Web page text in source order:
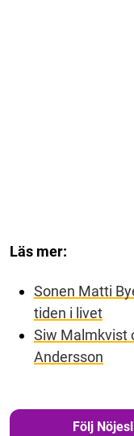
Läs mer:
Sonen Matti
tiden i livet
Siw Malmkvist
Andersson
Följ